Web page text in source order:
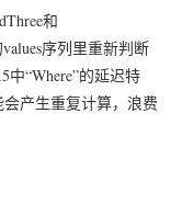
和
序列里重新判断
“Where”的延迟特
产生重复计算，浪费